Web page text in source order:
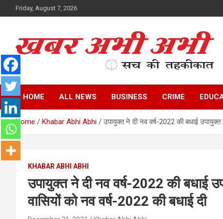
to
Friday, August 7, 2026
खबर अभी अभी
सच की तहकीकात
HOME ALL NEWS BUSINESS CRIME
Home Khabar Abhi Abhi उपायुक्त ने दी नव वर्ष-2022 की बधाई
KHABAR ABHI ABHI
उपायुक्त ने दी नव वर्ष-2022 की बधाई
वासियों को नव वर्ष-2022 की बधाई दी